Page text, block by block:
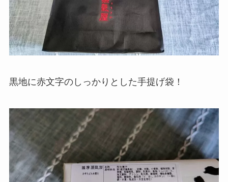
黒地に赤文字のしっかりとした手提げ袋！